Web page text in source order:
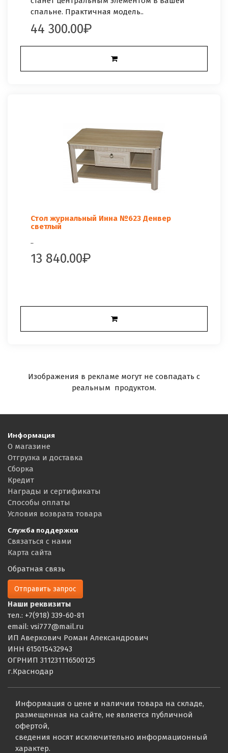
спальне. Практичная модель..
44 300.00
Стол журнальный Инна №623 Денвер
светлый
..
13 840.00
Изображения в рекламе могут не совпадать с
реальным продуктом.
Информация
О магазине
Отгрузка и доставка
Сборка
Кредит
Награды и сертификаты
Способы оплаты
Условия возврата товара
Служба поддержки
Связаться с нами
Карта сайта
Обратная связь
Отправить запрос
Наши реквизиты
тел.: +7(918) 339-60-81
email: vsi777@mail.ru
ИП Аверкович Роман Александрович
ИНН 615015432943
ОГРНИП 311231116500125
г.Краснодар
Информация о цене и наличии товара на складе,
размещенная на сайте, не является публичной
офертой,
сведения носят исключительно информационный
характер.